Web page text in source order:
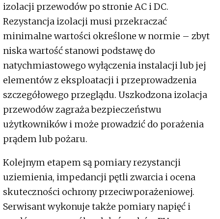
izolacji przewodów po stronie AC i DC.
Rezystancja izolacji musi przekraczać
minimalne wartości określone w normie – zbyt
niska wartość stanowi podstawę do
natychmiastowego wyłączenia instalacji lub jej
elementów z eksploatacji i przeprowadzenia
szczegółowego przeglądu. Uszkodzona izolacja
przewodów zagraża bezpieczeństwu
użytkowników i może prowadzić do porażenia
prądem lub pożaru.
Kolejnym etapem są pomiary rezystancji
uziemienia, impedancji pętli zwarcia i ocena
skuteczności ochrony przeciwporażeniowej.
Serwisant wykonuje także pomiary napięć i